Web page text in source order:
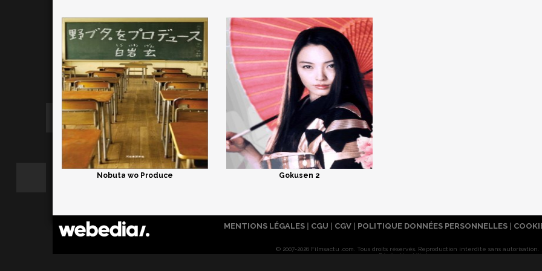
Nobuta wo Produce Gokusen 2
MENTIONS LÉGALES CGU CGV POLITIQUE DONNÉES PERSONNELLES
© 2007-2026 Filmsactu .com. Tous droits réservés. Reproduction interdite sans autorisation.
Réalisation Vitalyn